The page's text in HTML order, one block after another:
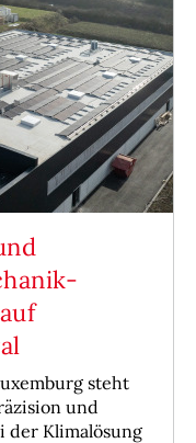
steht
und
der Klimalösung